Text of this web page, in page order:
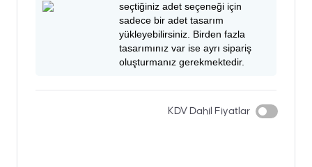
seçtiğiniz adet seçeneği için
sadece bir adet tasarım
yükleyebilirsiniz. Birden fazla
tasarımınız var ise ayrı sipariş
oluşturmanız gerekmektedir.
KDV Dahil Fiyatlar